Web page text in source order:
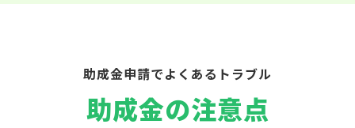
助成金申請でよくあるトラブル
助成金の注意点